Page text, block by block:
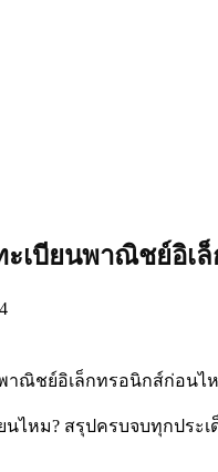
ะเบียนพาณิชย์อิ
นไหม? สรุปครบจบทุกประ